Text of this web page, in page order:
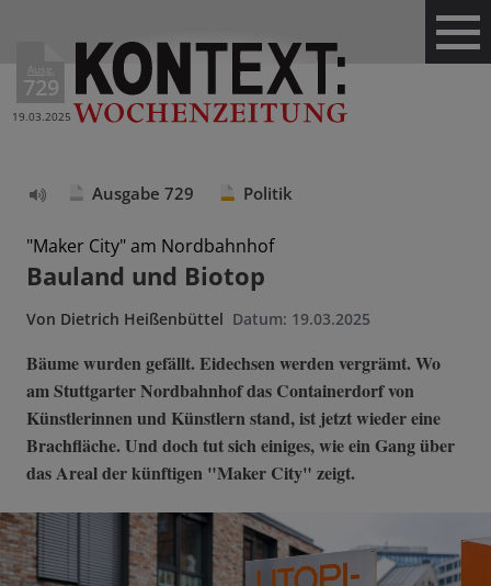
Ausg.
729
19.03.2025
vorlesen
Ausgabe 729 Politik
"Maker City" am Nordbahnhof
Bauland und Biotop
Von Dietrich Heißenbüttel Datum: 19.03.2025
Bäume wurden gefällt. Eidechsen werden vergrämt. Wo
am Stuttgarter Nordbahnhof das Containerdorf von
Künstlerinnen und Künstlern stand, ist jetzt wieder eine
Brachfläche. Und doch tut sich einiges, wie ein Gang über
das Areal der künftigen "Maker City" zeigt.